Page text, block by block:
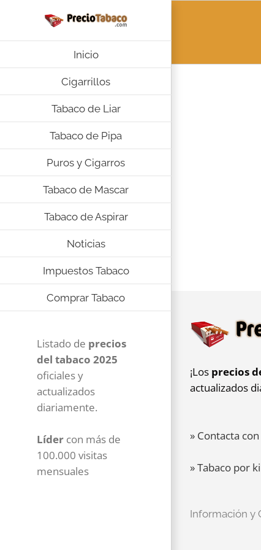
contenido
Inicio
Cigarrillos
Tabaco de Liar
Tabaco de Pipa
Puros y Cigarros
Tabaco de Mascar
Tabaco de Aspirar
Noticias
Impuestos Tabaco
Comprar Tabaco
Listado de precios
del tabaco 2025
oficiales y
actualizados
diariamente.
Líder con más de
100.000 visitas
mensuales
¡Los precios
actualizados
» Contacta
» Tabaco por
Información y